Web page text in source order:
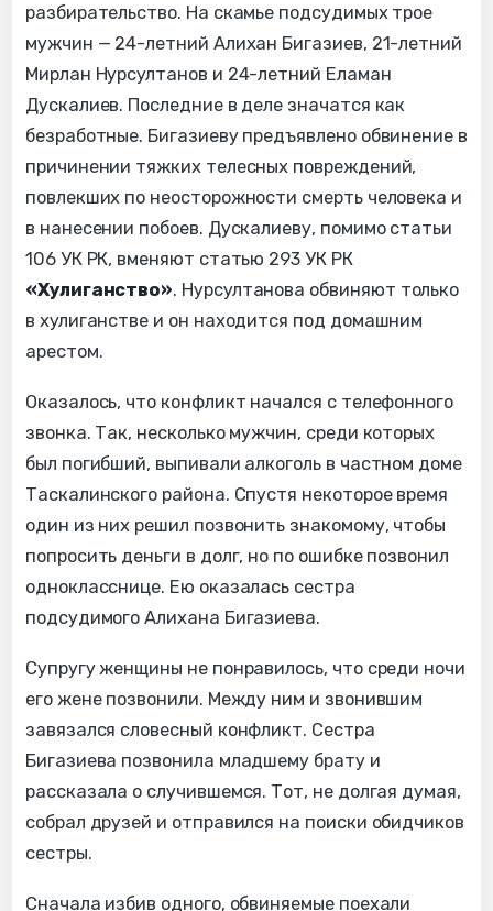
разбирательство. На скамье подсудимых трое
мужчин — 24-летний Алихан Бигазиев, 21-летний
Мирлан Нурсултанов и 24-летний Еламан
Дускалиев. Последние в деле значатся как
безработные. Бигазиеву предъявлено обвинение в
причинении тяжких телесных повреждений,
повлекших по неосторожности смерть человека и
в нанесении побоев. Дускалиеву, помимо статьи
106 УК РК, вменяют статью 293 УК РК
«Хулиганство». Нурсултанова обвиняют только
в хулиганстве и он находится под домашним
арестом.
Оказалось, что конфликт начался с телефонного
звонка. Так, несколько мужчин, среди которых
был погибший, выпивали алкоголь в частном доме
Таскалинского района. Спустя некоторое время
один из них решил позвонить знакомому, чтобы
попросить деньги в долг, но по ошибке позвонил
однокласснице. Ею оказалась сестра
подсудимого Алихана Бигазиева.
Супругу женщины не понравилось, что среди ночи
его жене позвонили. Между ним и звонившим
завязался словесный конфликт. Сестра
Бигазиева позвонила младшему брату и
рассказала о случившемся. Тот, не долгая думая,
собрал друзей и отправился на поиски обидчиков
сестры.
Сначала избив одного, обвиняемые поехали